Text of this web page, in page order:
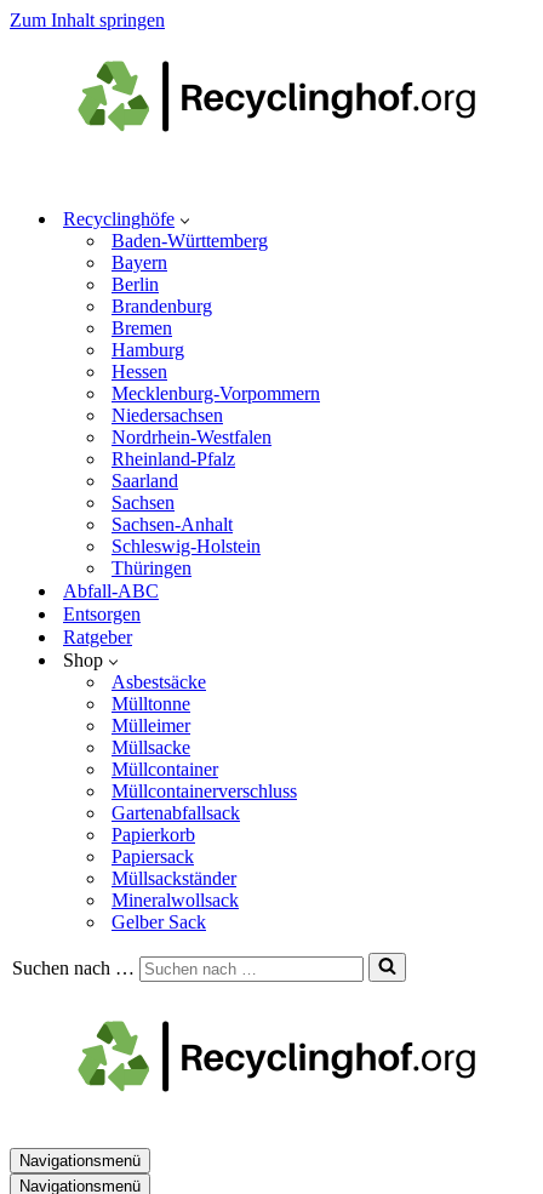
Zum Inhalt springen
Recyclinghöfe
Baden-Württemberg
Bayern
Berlin
Brandenburg
Bremen
Hamburg
Hessen
Mecklenburg-Vorpommern
Niedersachsen
Nordrhein-Westfalen
Rheinland-Pfalz
Saarland
Sachsen
Sachsen-Anhalt
Schleswig-Holstein
Thüringen
Abfall-ABC
Entsorgen
Ratgeber
Shop
Asbestsäcke
Mülltonne
Mülleimer
Müllsacke
Müllcontainer
Müllcontainerverschluss
Gartenabfallsack
Papierkorb
Papiersack
Müllsackständer
Mineralwollsack
Gelber Sack
Suchen nach …
Navigationsmenü
Navigationsmenü